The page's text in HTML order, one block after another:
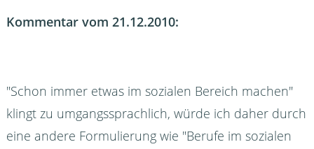
Kommentar vom 21.12.2010:
"Schon immer etwas im sozialen Bereich machen"
klingt zu umgangssprachlich, würde ich daher durch
eine andere Formulierung wie "Berufe im sozialen